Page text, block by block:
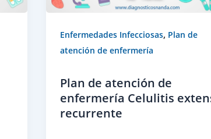
Enfermedades Infecciosas, Plan de
atención de enfermería
Plan de atención de
enfermería Celulitis
recurrente